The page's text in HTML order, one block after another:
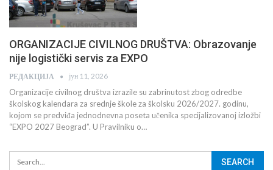
ORGANIZACIJE CIVILNOG DRUŠTVA: Obrazovanje
nije logistički servis za EXPO
РЕДАКЦИЈА јун 11, 2026
Organizacije civilnog društva izrazile su zabrinutost zbog odredbe
školskog kalendara za srednje škole za školsku 2026/2027. godinu,
kojom se predviđa jednodnevna poseta učenika specijalizovanoj izložbi
“EXPO 2027 Beograd”. U Pravilniku o…